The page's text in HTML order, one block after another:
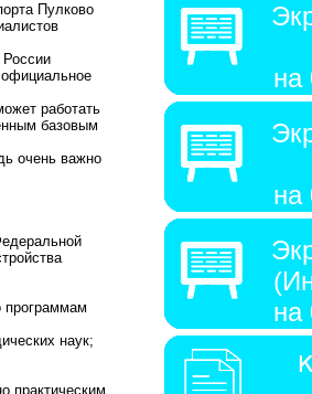
Пулково
России
работать
базовым
очень важно
наук;
практическим
на
на
на